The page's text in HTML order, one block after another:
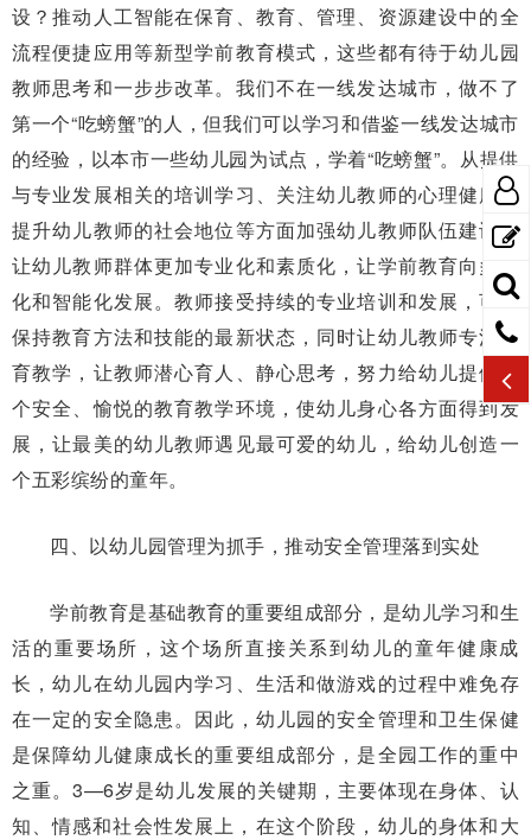
设？推动人工智能在保育、教育、管理、资源建设中的全
流程便捷应用等新型学前教育模式，这些都有待于幼儿园
教师思考和一步步改革。我们不在一线发达城市，做不了
第一个“吃螃蟹”的人，但我们可以学习和借鉴一线发达城市
的经验，以本市一些幼儿园为试点，学着“吃螃蟹”。从提供
与专业发展相关的培训学习、关注幼儿教师的心理健康和
提升幼儿教师的社会地位等方面加强幼儿教师队伍建设，
让幼儿教师群体更加专业化和素质化，让学前教育向多元
化和智能化发展。教师接受持续的专业培训和发展，可以
保持教育方法和技能的最新状态，同时让幼儿教师专注教
育教学，让教师潜心育人、静心思考，努力给幼儿提供一
个安全、愉悦的教育教学环境，使幼儿身心各方面得到发
展，让最美的幼儿教师遇见最可爱的幼儿，给幼儿创造一
个五彩缤纷的童年。
四、以幼儿园管理为抓手，推动安全管理落到实处
学前教育是基础教育的重要组成部分，是幼儿学习和生
活的重要场所，这个场所直接关系到幼儿的童年健康成
长，幼儿在幼儿园内学习、生活和做游戏的过程中难免存
在一定的安全隐患。因此，幼儿园的安全管理和卫生保健
是保障幼儿健康成长的重要组成部分，是全园工作的重中
之重。3—6岁是幼儿发展的关键期，主要体现在身体、认
知、情感和社会性发展上，‌在这个阶段，‌幼儿的身体和大